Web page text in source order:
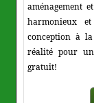
aménagement
harmonieux
conception à
réalité pour
gratuit!